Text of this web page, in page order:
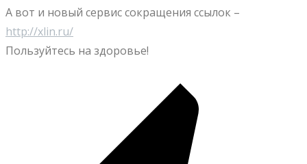
А вот и новый сервис сокращения ссылок –
http://xlin.ru/
Пользуйтесь на здоровье!